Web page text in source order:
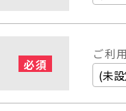
必須
ご利